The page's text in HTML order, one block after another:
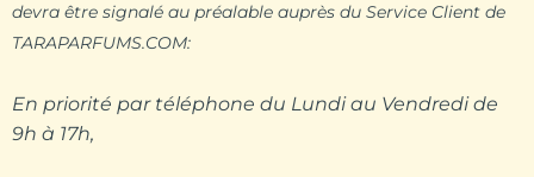
devra être signalé au préalable auprès du Service Client de
TARAPARFUMS.COM:
En priorité par téléphone du Lundi au Vendredi de
9h à 17h,